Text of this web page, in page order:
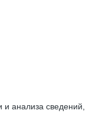
анализа сведений,